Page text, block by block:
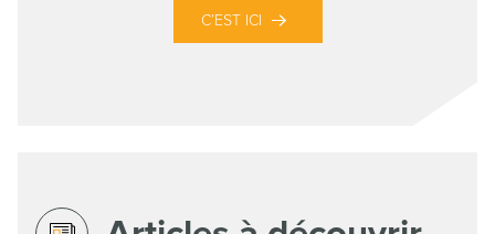
C’EST ICI